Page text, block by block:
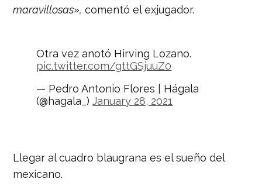
maravillosas», comentó el exjugador.
Otra vez anotó Hirving Lozano.
pic.twitter.com/gttGSjuuZ0
— Pedro Antonio Flores | Hágala
(@hagala_)January 28, 2021
Llegar al cuadro blaugrana es el sueño del
mexicano.